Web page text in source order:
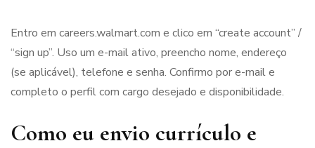
Entro em careers.walmart.com e clico em “create account” /
“sign up”. Uso um e-mail ativo, preencho nome, endereço
(se aplicável), telefone e senha. Confirmo por e-mail e
completo o perfil com cargo desejado e disponibilidade.
Como eu envio currículo e